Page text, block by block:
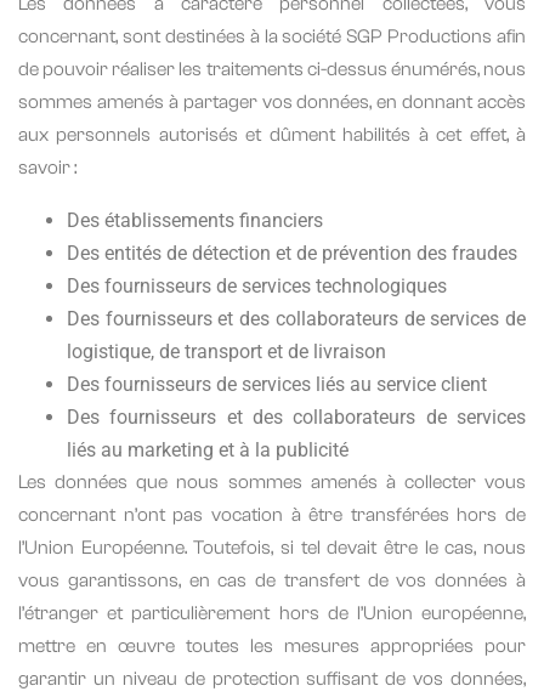
concernant, sont destinées à la société SGP Productions afin
de pouvoir réaliser les traitements ci-dessus énumérés, nous
sommes amenés à partager vos données, en donnant accès
aux personnels autorisés et dûment habilités à cet effet, à
savoir :
Des établissements financiers
Des entités de détection et de prévention des fraudes
Des fournisseurs de services technologiques
Des fournisseurs et des collaborateurs de services de
logistique, de transport et de livraison
Des fournisseurs de services liés au service client
Des fournisseurs et des collaborateurs de services
liés au marketing et à la publicité
Les données que nous sommes amenés à collecter vous
concernant n’ont pas vocation à être transférées hors de
l’Union Européenne. Toutefois, si tel devait être le cas, nous
vous garantissons, en cas de transfert de vos données à
l’étranger et particulièrement hors de l’Union européenne,
mettre en œuvre toutes les mesures appropriées pour
garantir un niveau de protection suffisant de vos données,